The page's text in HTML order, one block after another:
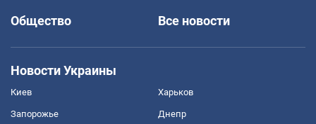
Общество
Все новости
Новости Украины
Киев Харьков
Запорожье Днепр